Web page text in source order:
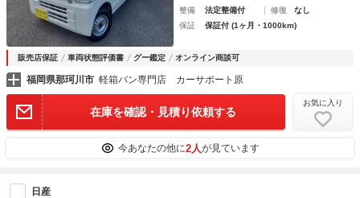
整備
法定整備付 修復
なし
保証
保証付 (1ヶ月・1000km)
販売店保証 車両状態評価書 グー鑑定 オンライン商談可
福岡県那珂川市 軽箱バン専門店 カーサポート原
在庫を確認・見積り依頼する
お気に入り
今あなたの他に2人が見ています
日産